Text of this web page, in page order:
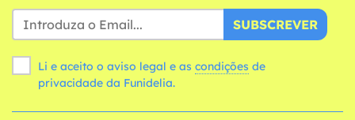
SUBSCREVER
Li e aceito o aviso legal e as condições
privacidade da Funidelia.